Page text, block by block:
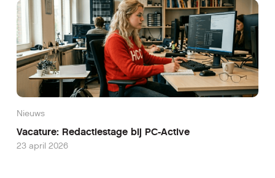
Nieuws
Vacature: Redactiestage bij PC-Active
23 april 2026